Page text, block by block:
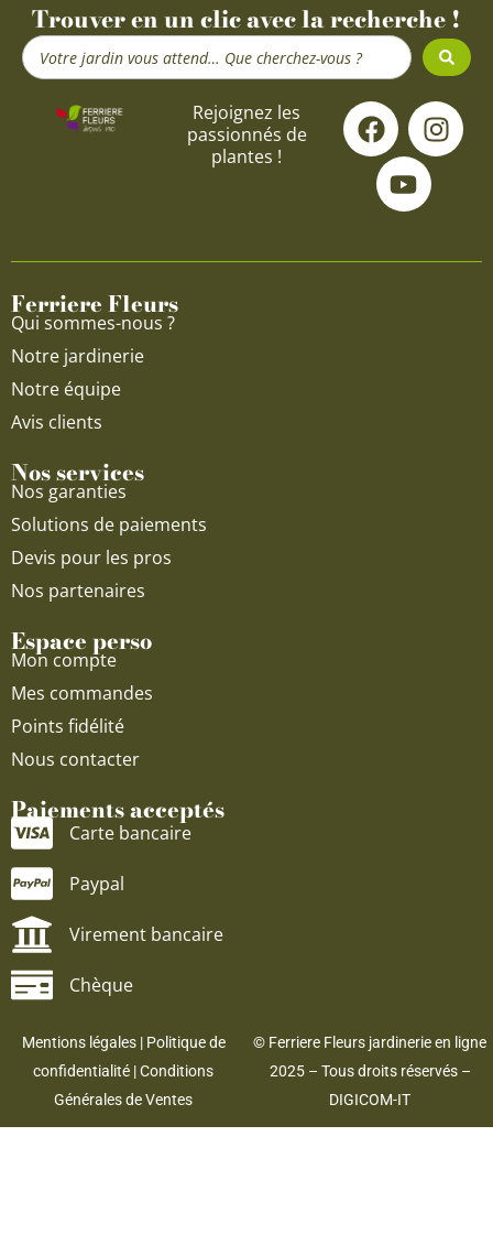
Trouver en un clic avec la recherche !
Search
...
Rejoignez les
passionnés de
plantes !
F
a
c
e
o
I
n
s
g
Y
o
u
t
u
b
Ferriere Fleurs
Qui sommes-nous ?
Notre jardinerie
Notre équipe
Avis clients
Nos services
Nos garanties
Solutions de paiements
Devis pour les pros
Nos partenaires
Espace perso
Mon compte
Mes commandes
Points fidélité
Nous contacter
Paiements acceptés
Carte bancaire
Paypal
Virement bancaire
Chèque
Mentions légales| Politique de
confidentialité |Conditions
Générales de Ventes
© Ferriere Fleurs jardinerie en ligne
2025 – Tous droits réservés –
DIGICOM-IT